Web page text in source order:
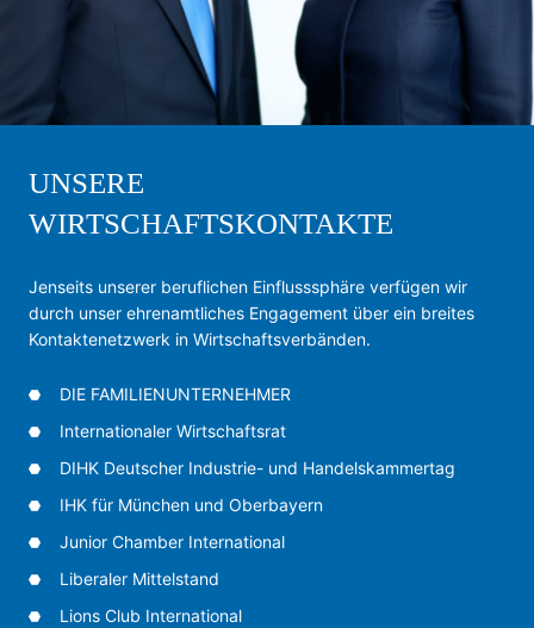
UNSERE
WIRTSCHAFTSKONTAKTE
Jenseits unserer beruflichen Einflusssphäre verfügen wir
durch unser ehrenamtliches Engagement über ein breites
Kontaktenetzwerk in Wirtschaftsverbänden.
DIE FAMILIENUNTERNEHMER
Internationaler Wirtschaftsrat
DIHK Deutscher Industrie- und Handelskammertag
IHK für München und Oberbayern
Junior Chamber International
Liberaler Mittelstand
Lions Club International